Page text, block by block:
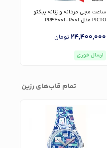
ساعت مچی مردانه و زنانه پیکتو
PICTO مدل PR44001-R001
24,400,000تومان
ارسال فوری
تمام‌ قاب‌های رزین